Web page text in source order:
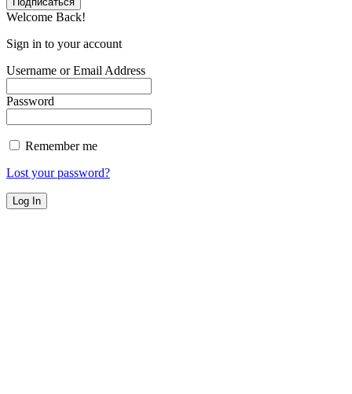
Welcome Back!
Sign in to your account
Username or Email Address
Password
Remember me
Lost your password?